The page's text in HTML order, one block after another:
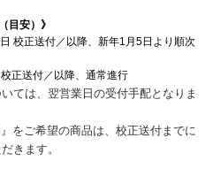
目安）》
校正送付／以降、新年1月5日より順次
正送付／以降、通常進行
ては、翌営業日の受付手配となりま
をご希望の商品は、校正送付までに
きます。